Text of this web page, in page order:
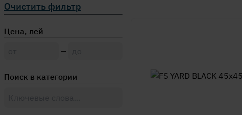
Очистить фильтр
Цена, лей
Поиск в категории